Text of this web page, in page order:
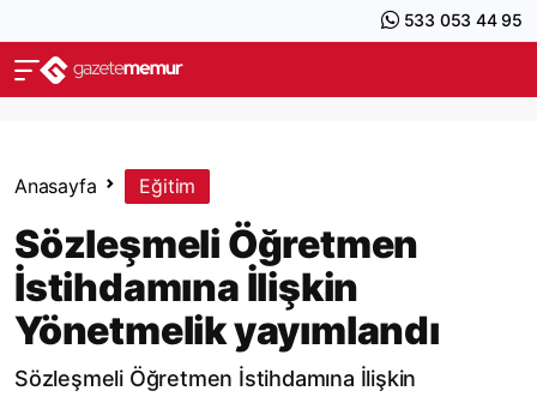
533 053 44 95
Anasayfa Eğitim
Sözleşmeli Öğretmen
İstihdamına İlişkin
Yönetmelik yayımlandı
Sözleşmeli Öğretmen İstihdamına İlişkin